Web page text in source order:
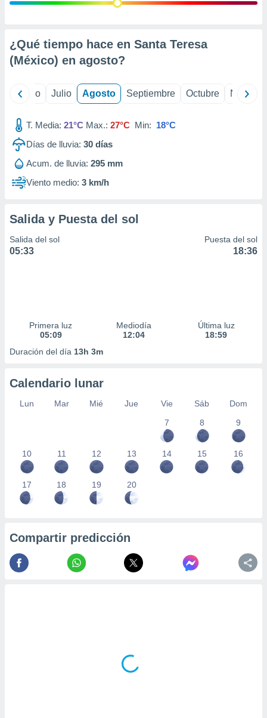
e
mediante
publicidad
de
1199
¿Qué tiempo hace en Santa Teresa
(México) en agosto?
Junio Julio Agosto Septiembre Octubre
T. Media: 21°C Max.: 27°C Min: 18°C
Días de lluvia: 30 días
Acum. de lluvia: 295 mm
Viento medio: 3 km/h
Salida y Puesta del sol
Salida del sol
05:33
Puesta del sol
18:36
Primera luz
05:09
Mediodía
12:04
Última luz
18:59
Duración del día 13h 3m
Calendario lunar
Lun Mar Mié Jue Vie Sáb
Dom
7
8 9
10 11 12 13 14 15 16
17 18 19 20
Compartir predicción